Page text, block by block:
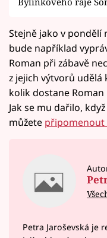
Stejně jako v pondělí
bude například
Roman při zábavě
z jejich výtvorů udělá
kolik dostane
Jak se mu dařilo,
můžete připomenout
Petra Jaroševská je